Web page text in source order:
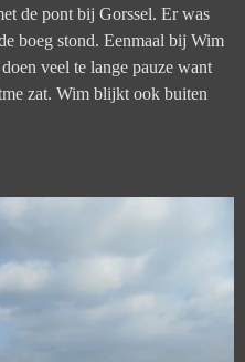
de pont bij Gorssel. Er was
boeg stond. Eenmaal bij Wim
veel te lange pauze want
zat. Wim blijkt ook buiten